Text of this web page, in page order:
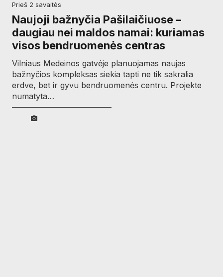
prieš 2 savaitės
Naujoji bažnyčia Pašilaičiuose –
daugiau nei maldos namai: kuriamas
visos bendruomenės centras
Vilniaus Medeinos gatvėje planuojamas naujas
bažnyčios kompleksas siekia tapti ne tik sakralia
erdve, bet ir gyvu bendruomenės centru. Projekte
numatyta…